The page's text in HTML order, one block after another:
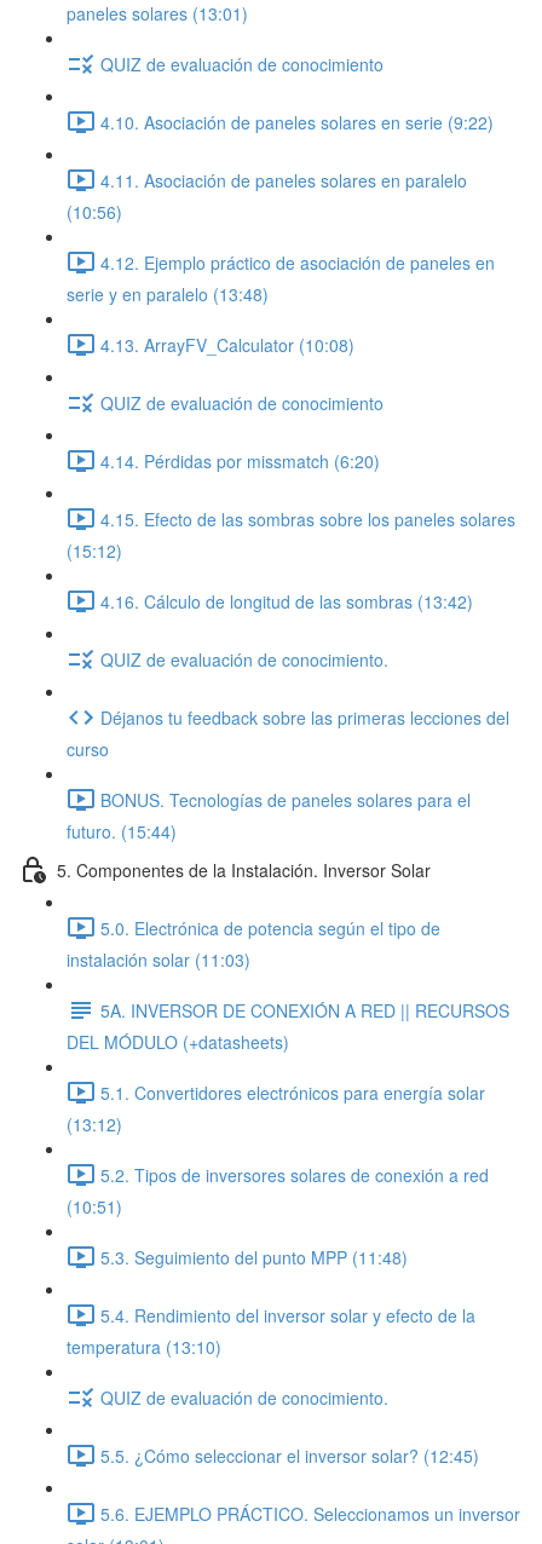
paneles solares (13:01)
QUIZ de evaluación de conocimiento
4.10. Asociación de paneles solares en serie (9:22)
4.11. Asociación de paneles solares en paralelo
(10:56)
4.12. Ejemplo práctico de asociación de paneles en
serie y en paralelo (13:48)
4.13. ArrayFV_Calculator (10:08)
QUIZ de evaluación de conocimiento
4.14. Pérdidas por missmatch (6:20)
4.15. Efecto de las sombras sobre los paneles solares
(15:12)
4.16. Cálculo de longitud de las sombras (13:42)
QUIZ de evaluación de conocimiento.
Déjanos tu feedback sobre las primeras lecciones del
curso
BONUS. Tecnologías de paneles solares para el
futuro. (15:44)
5. Componentes de la Instalación. Inversor Solar
5.0. Electrónica de potencia según el tipo de
instalación solar (11:03)
5A. INVERSOR DE CONEXIÓN A RED || RECURSOS
DEL MÓDULO (+datasheets)
5.1. Convertidores electrónicos para energía solar
(13:12)
5.2. Tipos de inversores solares de conexión a red
(10:51)
5.3. Seguimiento del punto MPP (11:48)
5.4. Rendimiento del inversor solar y efecto de la
temperatura (13:10)
QUIZ de evaluación de conocimiento.
5.5. ¿Cómo seleccionar el inversor solar? (12:45)
5.6. EJEMPLO PRÁCTICO. Seleccionamos un inversor